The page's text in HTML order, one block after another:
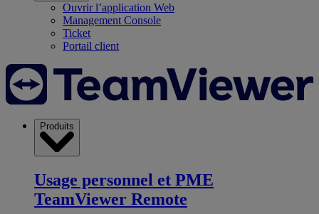
Ouvrir l’application Web
Management Console
Ticket
Portail client
Produits
Usage personnel et PME
TeamViewer Remote